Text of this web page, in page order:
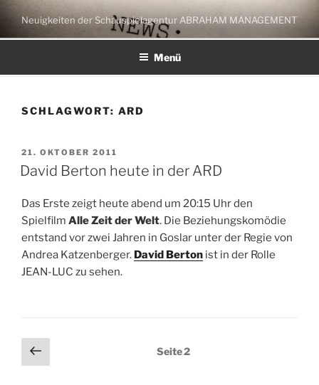
Zum
Inhalt
springen
Neuigkeiten der Schauspielagentur ABRAHAM MANAGEMENT
Menü
SCHLAGWORT: ARD
VERÖFFENTLICHT
AM
21. OKTOBER 2011
David Berton heute in der ARD
Das Erste zeigt heute abend um 20:15 Uhr den
Spielfilm Alle Zeit der Welt. Die Beziehungskomödie
entstand vor zwei Jahren in Goslar unter der Regie von
Andrea Katzenberger. David Berton ist in der Rolle
JEAN-LUC zu sehen.
Seitennummerierung
der
Vorherige
Seite
Seite2